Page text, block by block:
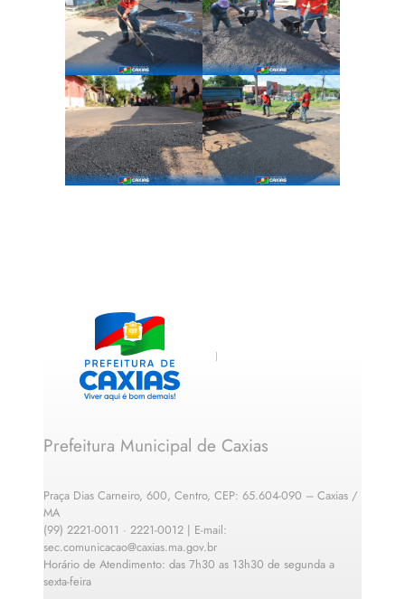
Prefeitura Municipal de Caxias
Praça Dias Carneiro, 600, Centro, CEP: 65.604-090 – Caxias /
MA
(99) 2221-0011 · 2221-0012 | E-mail:
sec.comunicacao@caxias.ma.gov.br
Horário de Atendimento: das 7h30 as 13h30 de segunda a
sexta-feira